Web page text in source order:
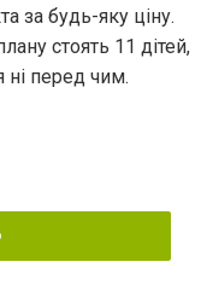
за будь-яку ціну.
стоять 11 дітей,
ні перед чим.